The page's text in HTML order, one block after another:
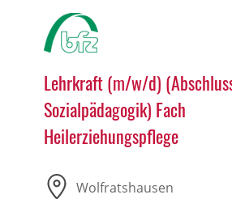
Lehrkraft (m/w/d)
Sozialpädagogik) Fach
Heilerziehungspflege
Wolfratshausen